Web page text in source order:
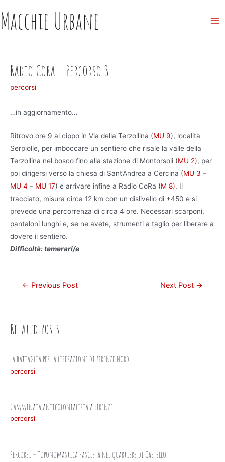
to
content
Macchie Urbane
Radio Cora – Percorso 3
percorsi
…in aggiornamento…
Ritrovo ore 9 al cippo in Via della Terzollina (MU 9), località
Serpiolle, per imboccare un sentiero che risale la valle della
Terzollina nel bosco fino alla stazione di Montorsoli (MU 2), per
poi dirigersi verso la chiesa di Sant’Andrea a Cercina (MU 3 –
MU 4 – MU 17) e arrivare infine a Radio CoRa (M 8). Il
tracciato, misura circa 12 km con un dislivello di +450 e si
prevede una percorrenza di circa 4 ore. Necessari scarponi,
pantaloni lunghi e, se ne avete, strumenti a taglio per liberare a
dovere il sentiero.
Difficoltà: temerari/e
Post← Previous Post Next Post →
Related Posts
la battaglia per la liberazione di firenze Nord
percorsi
Camminata anticolonialista a Firenze
percorsi
Percorsi – Toponomastica fascista nel quartiere di Castello